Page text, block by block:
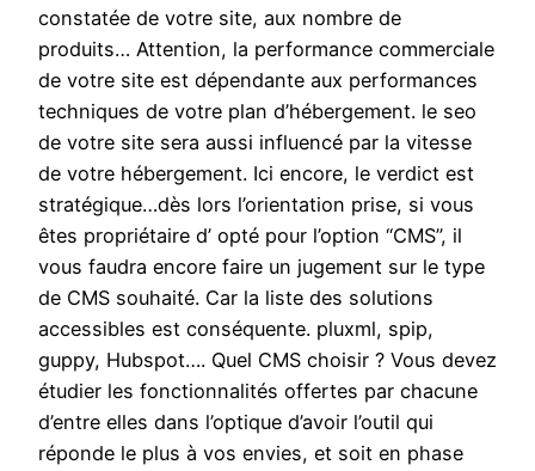
constatée de votre site, aux nombre de
produits… Attention, la performance commerciale
de votre site est dépendante aux performances
techniques de votre plan d’hébergement. le seo
de votre site sera aussi influencé par la vitesse
de votre hébergement. Ici encore, le verdict est
stratégique…dès lors l’orientation prise, si vous
êtes propriétaire d’ opté pour l’option “CMS”, il
vous faudra encore faire un jugement sur le type
de CMS souhaité. Car la liste des solutions
accessibles est conséquente. pluxml, spip,
guppy, Hubspot…. Quel CMS choisir ? Vous devez
étudier les fonctionnalités offertes par chacune
d’entre elles dans l’optique d’avoir l’outil qui
réponde le plus à vos envies, et soit en phase